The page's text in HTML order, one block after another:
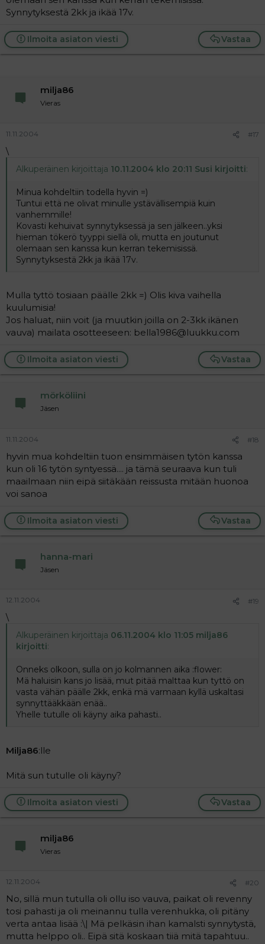
Synnytyksestä 2kk ja ikää 17v.
Vastaa
Ilmoita asiaton viesti
milja86
Vieras
11.11.2004 #17
\
Alkuperäinen kirjoittaja 10.11.2004 klo 20:11 Susi kirjoitti:
Minua kohdeltiin todella hyvin =)
Tuntui että ne olivat minulle ystävällisempiä kuin
vanhemmille!
Kovasti kehuivat synnytyksessä ja sen jälkeen..yksi
hieman tökerö tyyppi siellä oli, mutta en joutunut
olemaan sen kanssa kun kerran tekemisissä.
Synnytyksestä 2kk ja ikää 17v.
Mulla tyttö tosiaan päälle 2kk =) Olis kiva vaihella
kuulumisia!
Jos haluat, niin voit (ja muutkin joilla on 2-3kk ikänen
vauva) mailata osotteeseen: bella1986@luukku.com
Vastaa
Ilmoita asiaton viesti
mörköliini
Jäsen
11.11.2004 #18
hyvin mua kohdeltiin tuon ensimmäisen tytön kanssa
kun oli 16 tytön syntyessä.... ja tämä seuraava kun tuli
maailmaan niin eipä siitäkään reissusta mitään huonoa
voi sanoa
Vastaa
Ilmoita asiaton viesti
hanna-mari
Jäsen
12.11.2004 #19
\
Alkuperäinen kirjoittaja 06.11.2004 klo 11:05 milja86
kirjoitti:
Onneks olkoon, sulla on jo kolmannen aika :flower:
Mä haluisin kans jo lisää, mut pitää malttaa kun tyttö on
vasta vähän päälle 2kk, enkä mä varmaan kyllä uskaltasi
synnyttääkkään enää..
Yhelle tutulle oli käyny aika pahasti..
Milja86:lle
Mitä sun tutulle oli käyny?
Vastaa
Ilmoita asiaton viesti
milja86
Vieras
12.11.2004 #20
No, sillä mun tutulla oli ollu iso vauva, paikat oli revenny
tosi pahasti ja oli meinannu tulla verenhukka, oli pitäny
verta antaa lisää :\| Mä pelkäsin ihan kamalsti synnytystä,
mutta helppo oli.. Eipä sitä koskaan tiiä mitä tapahtuu..